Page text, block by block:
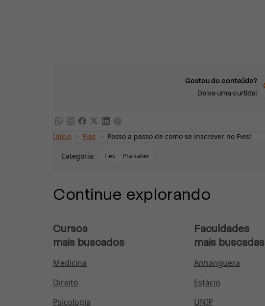
Gostou do conteúdo?
Deixe uma curtida:
Início > Fies > Passo a passo de como se inscrever no Fies!
Categoria: Fies Pra saber
Continue explorando
Cursos
mais buscados
Medicina
Direito
Psicologia
Faculdades
mais buscadas
Anhanguera
Estácio
UNIP